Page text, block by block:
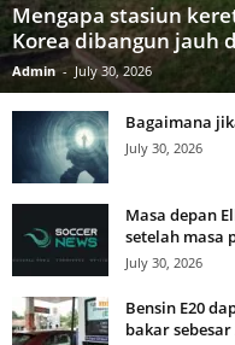
Mengapa stasiun
Korea dibangun jauh
Admin - July 30, 2026
Bagaimana
July 30, 2026
Masa depan
setelah masa
July 30, 2026
Bensin E20
bakar